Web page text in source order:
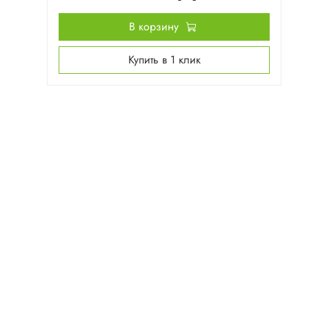
В корзину
Купить в 1 клик